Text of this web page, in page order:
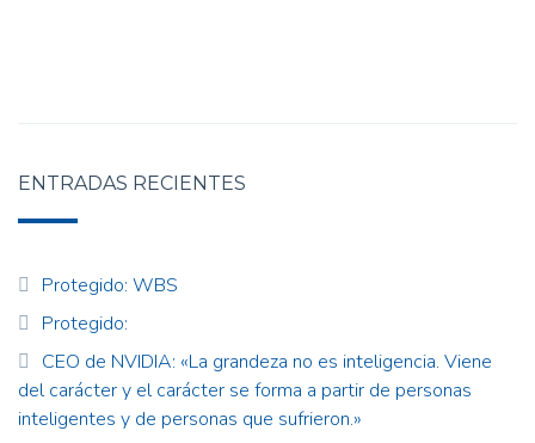
ENTRADAS RECIENTES
Protegido: WBS
Protegido:
CEO de NVIDIA: «La grandeza no es inteligencia. Viene
del carácter y el carácter se forma a partir de personas
inteligentes y de personas que sufrieron.»